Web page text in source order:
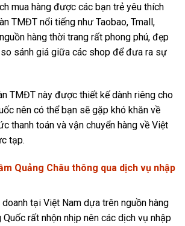
mua hàng được các bạn trẻ yêu thích
TMĐT nổi tiếng như Taobao, Tmall,
hàng thời trang rất phong phú, đẹp
sánh giá giữa các shop để đưa ra sự
TMĐT này được thiết kế dành riêng cho
nên có thể bạn sẽ gặp khó khăn về
thanh toán và vận chuyển hàng về Việt
tạp.
Quảng Châu thông qua dịch vụ nhập
tại Việt Nam dựa trên nguồn hàng
Quốc rất nhộn nhịp nên các dịch vụ nhập